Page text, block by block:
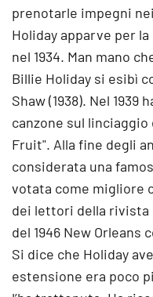
prenotarle impegni
Holiday apparve per
nel 1934. Man mano
Billie Holiday si esibì
Shaw (1938). Nel
canzone sul
Fruit". Alla fine degli
considerata una
votata come migliore
dei lettori della rivista
del 1946 New Orleans
Si dice che Holiday
estensione era poco